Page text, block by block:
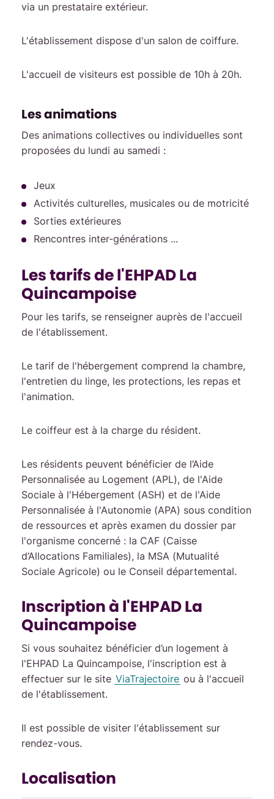
via un prestataire extérieur.
L'établissement dispose d'un salon de coiffure.
L'accueil de visiteurs est possible de 10h à 20h.
Les animations
Des animations collectives ou individuelles sont
proposées du lundi au samedi :
Jeux
Activités culturelles, musicales ou de motricité
Sorties extérieures
Rencontres inter-générations ...
Les tarifs de l'EHPAD La
Quincampoise
Pour les tarifs, se renseigner auprès de l'accueil
de l'établissement.
Le tarif de l'hébergement comprend la chambre,
l'entretien du linge, les protections, les repas et
l'animation.
Le coiffeur est à la charge du résident.
Les résidents peuvent bénéficier de l’Aide
Personnalisée au Logement (APL), de l'Aide
Sociale à l'Hébergement (ASH) et de l'Aide
Personnalisée à l'Autonomie (APA) sous condition
de ressources et après examen du dossier par
l'organisme concerné : la CAF (Caisse
d’Allocations Familiales), la MSA (Mutualité
Sociale Agricole) ou le Conseil départemental.
Inscription à l'EHPAD La
Quincampoise
Si vous souhaitez bénéficier d’un logement à
l'EHPAD La Quincampoise, l'inscription est à
effectuer sur le site ViaTrajectoire ou à l'accueil
de l'établissement.
Il est possible de visiter l'établissement sur
rendez-vous.
Localisation